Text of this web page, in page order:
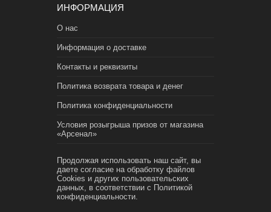
ИНФОРМАЦИЯ
О нас
Информация о доставке
Контакты и реквизиты
Политика возврата товара и денег
Политика конфиденциальности
Условия розыгрыша призов от магазина
«Арсенал»
Продолжая использовать наш сайт, вы
даете согласие на обработку файлов
Cookies и других пользовательских
данных, в соответствии с Политикой
конфиденциальности.